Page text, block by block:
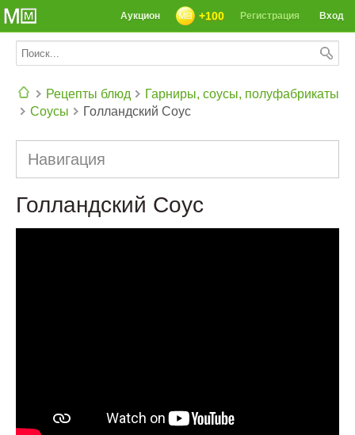
Вход
Регистрация
+100
Аукцион
Рецепты блюд
Гарниры, соусы, полуфабрикаты
Соусы
Голландский Cоус
Навигация
Голландский Cоус